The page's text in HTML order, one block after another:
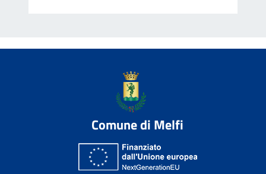
Comune di Melfi